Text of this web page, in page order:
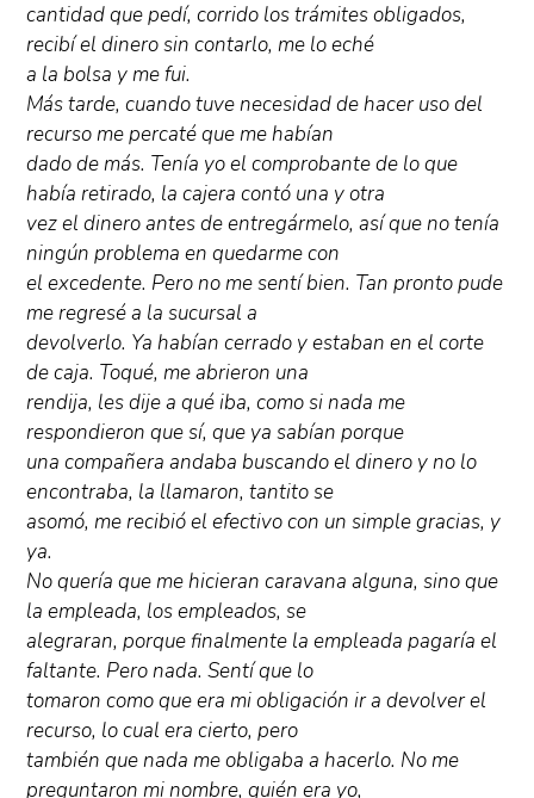
cantidad que pedí, corrido los trámites obligados,
recibí el dinero sin contarlo, me lo eché
a la bolsa y me fui.
Más tarde, cuando tuve necesidad de hacer uso del
recurso me percaté que me habían
dado de más. Tenía yo el comprobante de lo que
había retirado, la cajera contó una y otra
vez el dinero antes de entregármelo, así que no tenía
ningún problema en quedarme con
el excedente. Pero no me sentí bien. Tan pronto pude
me regresé a la sucursal a
devolverlo. Ya habían cerrado y estaban en el corte
de caja. Toqué, me abrieron una
rendija, les dije a qué iba, como si nada me
respondieron que sí, que ya sabían porque
una compañera andaba buscando el dinero y no lo
encontraba, la llamaron, tantito se
asomó, me recibió el efectivo con un simple gracias, y
ya.
No quería que me hicieran caravana alguna, sino que
la empleada, los empleados, se
alegraran, porque finalmente la empleada pagaría el
faltante. Pero nada. Sentí que lo
tomaron como que era mi obligación ir a devolver el
recurso, lo cual era cierto, pero
también que nada me obligaba a hacerlo. No me
preguntaron mi nombre, quién era yo,